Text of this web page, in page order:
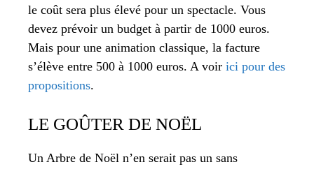
le coût sera plus élevé pour un spectacle. Vous
devez prévoir un budget à partir de 1000 euros.
Mais pour une animation classique, la facture
s’élève entre 500 à 1000 euros. A voir ici pour des
propositions.
LE GOÛTER DE NOËL
Un Arbre de Noël n’en serait pas un sans